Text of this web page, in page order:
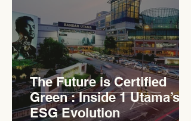
The Future is Certified
Green : Inside 1 Utama’s
ESG Evolution